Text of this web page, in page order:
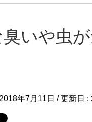
臭いや虫
2018年7月11日 / 更新日 :